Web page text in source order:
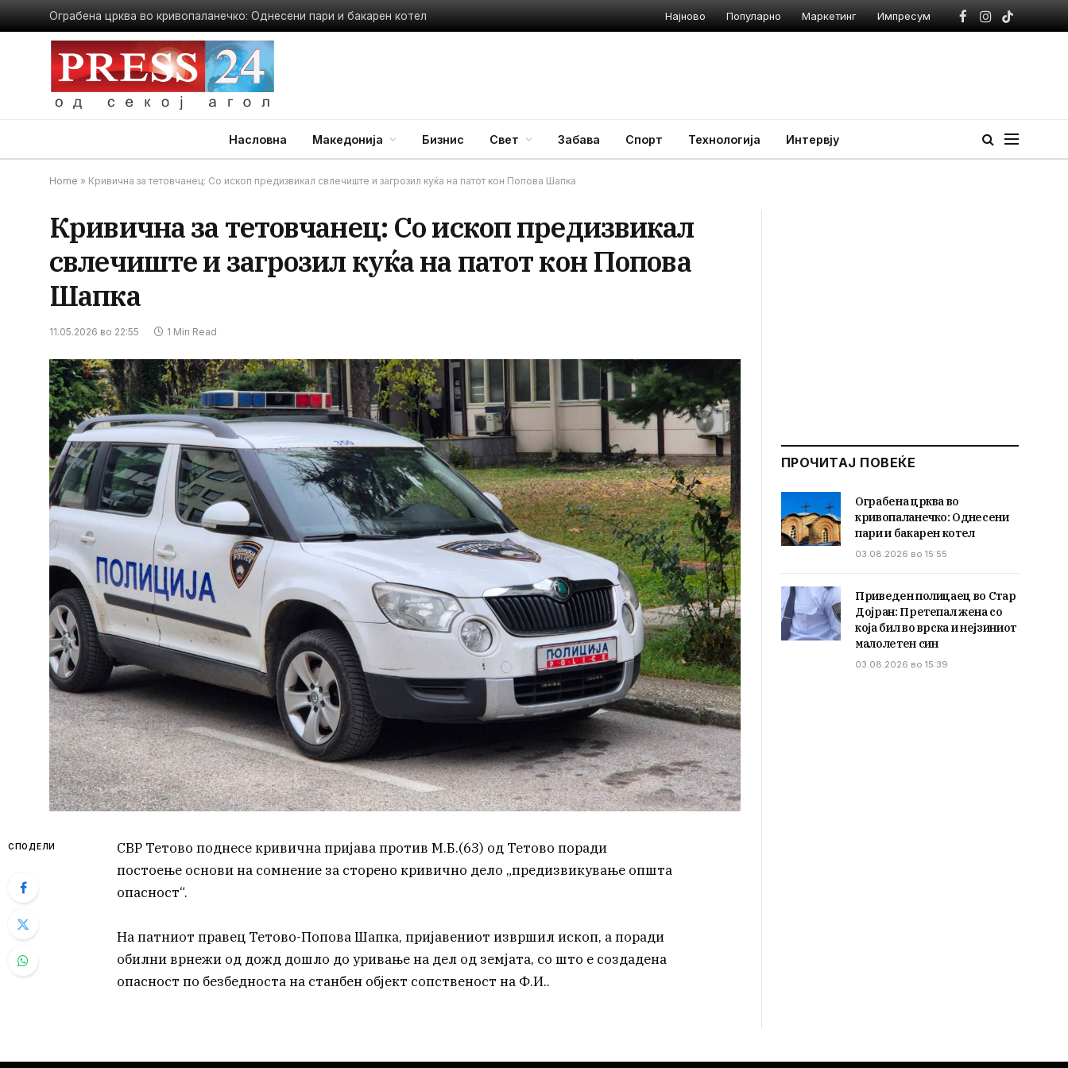
Ограбена црква во кривопаланечко: Однесени пари и бакарен котел Најново Популарно Маркетинг Импресум
Facebook
Instagram
TikTok
Насловна Македонија Бизнис Свет Забава Спорт Технологија Интервју
Home » Кривична за тетовчанец: Со ископ предизвикал свлечиште и загрозил куќа на патот кон Попова Шапка
Кривична за тетовчанец: Со ископ предизвикал
свлечиште и загрозил куќа на патот кон Попова
Шапка
11.05.2026 во 22:55 1 Min Read
СПОДЕЛИ
СВР Тетово поднесе кривична пријава против М.Б.(63) од Тетово поради
постоење основи на сомнение за сторено кривично дело „предизвикување општа
опасност“.
На патниот правец Тетово-Попова Шапка, пријавениот извршил ископ, а поради
обилни врнежи од дожд дошло до уривање на дел од земјата, со што е создадена
опасност по безбедноста на станбен објект сопственост на Ф.И..
ПРОЧИТАЈ ПОВЕЌЕ
Ограбена црква во
кривопаланечко: Однесени
пари и бакарен котел
03.08.2026 во 15:55
Приведен полицаец во Стар
Дојран: Претепал жена со
која бил во врска и нејзиниот
малолетен син
03.08.2026 во 15:39